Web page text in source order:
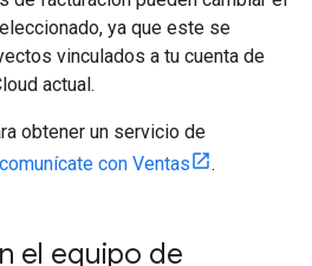
ya que este se
vinculados a tu cuenta de
actual.
obtener un servicio de
comunícate con Ventas .
el equipo de